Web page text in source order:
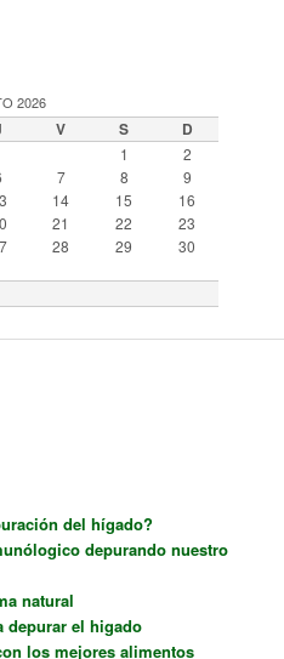
2026
V S D
1
2
7 8
9
14 15
16
21 22
23
28 29
30
del hígado?
depurando nuestro
natural
depurar el higado
los mejores alimentos